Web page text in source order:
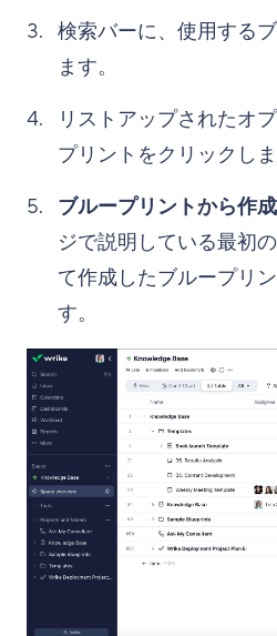
検索バーに、使用する
ます。
リストアップされたオ
プリントをクリックしま
ブループリントから作成
ジで説明している最初
て作成したブループリ
す。